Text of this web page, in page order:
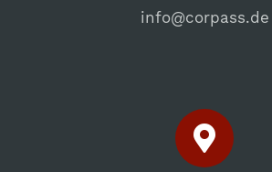
info@corpass.de